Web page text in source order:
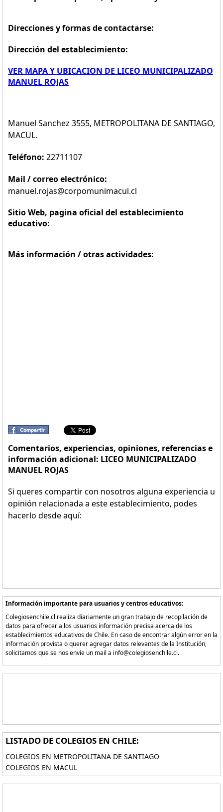
Direcciones y formas de contactarse:
Dirección del establecimiento:
VER MAPA Y UBICACION DE LICEO MUNICIPALIZADO
MANUEL ROJAS
Manuel Sanchez 3555, METROPOLITANA DE SANTIAGO,
MACUL.
Teléfono: 22711107
Mail / correo electrónico:
manuel.rojas@corpomunimacul.cl
Sitio Web, pagina oficial del establecimiento
educativo:
Más información / otras actividades:
Comentarios, experiencias, opiniones, referencias e
información adicional: LICEO MUNICIPALIZADO
MANUEL ROJAS
Si queres compartir con nosotros alguna experiencia u
opinión relacionada a este establecimiento, podes
hacerlo desde aquí:
Información importante para usuarios y centros educativos:
Colegiosenchile.cl realiza diariamente un gran trabajo de recopilación de
datos para ofrecer a los usuarios información precisa acerca de los
establecimientos educativos de Chile. En caso de encontrar algún error en la
información provista o querer agregar datos relevantes de la Institución,
solicitamos que se nos envíe un mail a info@colegiosenchile.cl.
LISTADO DE COLEGIOS EN CHILE:
COLEGIOS EN METROPOLITANA DE SANTIAGO
COLEGIOS EN MACUL